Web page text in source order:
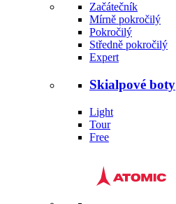
Začátečník
Mírně pokročilý
Pokročilý
Středně pokročilý
Expert
Skialpové boty
Light
Tour
Free